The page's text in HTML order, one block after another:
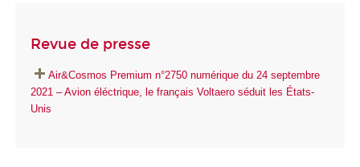
Revue de presse
Air&Cosmos Premium n°2750 numérique du 24 septembre
2021 – Avion éléctrique, le français Voltaero séduit les États-
Unis